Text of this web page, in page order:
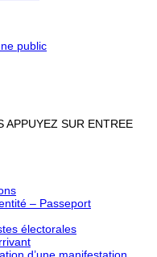
public
APPUYEZ SUR ENTREE
– Passeport
électorales